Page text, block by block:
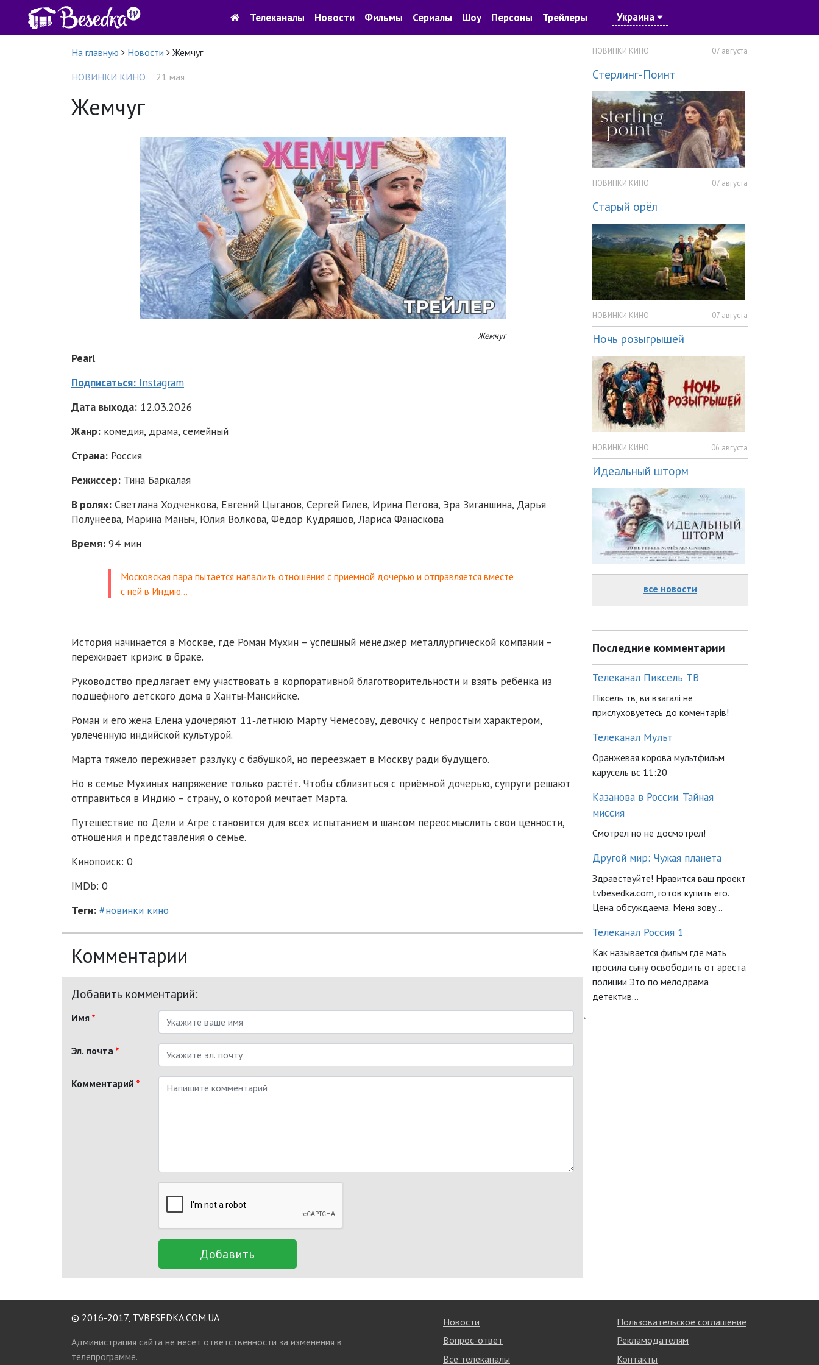
Телеканалы Новости Фильмы Сериалы Шоу Персоны Трейлеры Украина
На главную Новости
Жемчуг
НОВИНКИ КИНО
21 мая
Жемчуг
Жемчуг
Pearl
Подписаться: Instagram
Дата выхода: 12.03.2026
Жанр: комедия, драма, семейный
Страна: Россия
Режиссер: Тина Баркалая
В ролях: Светлана Ходченкова, Евгений Цыганов, Сергей Гилев, Ирина Пегова, Эра Зиганшина, Дарья
Полунеева, Марина Маныч, Юлия Волкова, Фёдор Кудряшов, Лариса Фанаскова
Время: 94 мин
Московская пара пытается наладить отношения с приемной дочерью и отправляется вместе
с ней в Индию…
История начинается в Москве, где Роман Мухин – успешный менеджер металлургической компании –
переживает кризис в браке.
Руководство предлагает ему участвовать в корпоративной благотворительности и взять ребёнка из
подшефного детского дома в Ханты‑Мансийске.
Роман и его жена Елена удочеряют 11‑летнюю Марту Чемесову, девочку с непростым характером,
увлеченную индийской культурой.
Марта тяжело переживает разлуку с бабушкой, но переезжает в Москву ради будущего.
Но в семье Мухиных напряжение только растёт. Чтобы сблизиться с приёмной дочерью, супруги решают
отправиться в Индию – страну, о которой мечтает Марта.
Путешествие по Дели и Агре становится для всех испытанием и шансом переосмыслить свои ценности,
отношения и представления о семье.
Кинопоиск: 0
IMDb: 0
Теги: #новинки кино
Комментарии
Добавить комментарий:
Имя *
Эл. почта *
Комментарий *
Добавить
НОВИНКИ КИНО 07 августа
Стерлинг-Поинт
НОВИНКИ КИНО 07 августа
Старый орёл
НОВИНКИ КИНО 07 августа
Ночь розыгрышей
НОВИНКИ КИНО 06 августа
Идеальный шторм
все новости
Последние комментарии
Телеканал Пиксель ТВ
Піксель тв, ви взагалі не
прислуховуетесь до коментарів!
Телеканал Мульт
Оранжевая корова мультфильм
карусель вс 11:20
Казанова в России. Тайная
миссия
Смотрел но не досмотрел!
Другой мир: Чужая планета
Здравствуйте! Нравится ваш проект
tvbesedka.com, готов купить его.
Цена обсуждаема. Меня зову...
Телеканал Россия 1
Как называется фильм где мать
просила сыну освободить от ареста
полиции Это по мелодрама
детектив...
`
© 2016-2017, TVBESEDKA.COM.UA
Администрация сайта не несет ответственности за изменения в
телепрограмме.
Новости
Вопрос-ответ
Все телеканалы
Пользовательское соглашение
Рекламодателям
Контакты